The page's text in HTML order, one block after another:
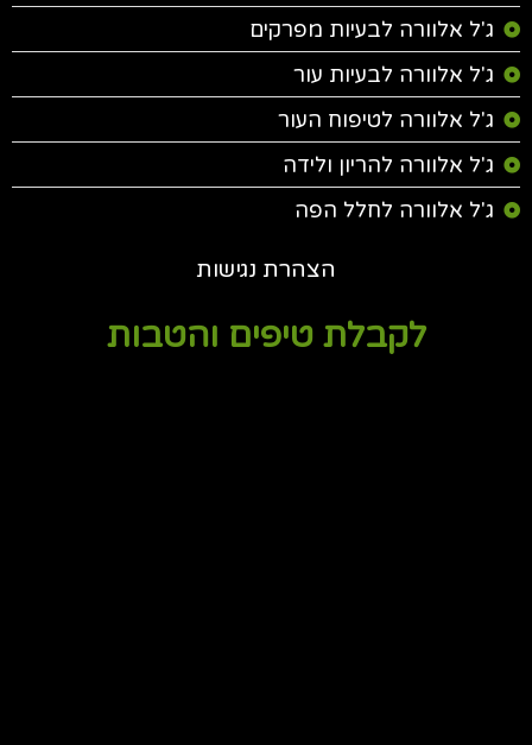
ג'ל אלוורה לבעיות מפרקים
ג'ל אלוורה לבעיות עור
ג'ל אלוורה לטיפוח העור
ג'ל אלוורה להריון ולידה
ג'ל אלוורה לחלל הפה
הצהרת נגישות
לקבלת טיפים והטבות